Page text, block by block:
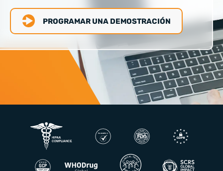
PROGRAMAR UNA DEMOSTRACIÓN